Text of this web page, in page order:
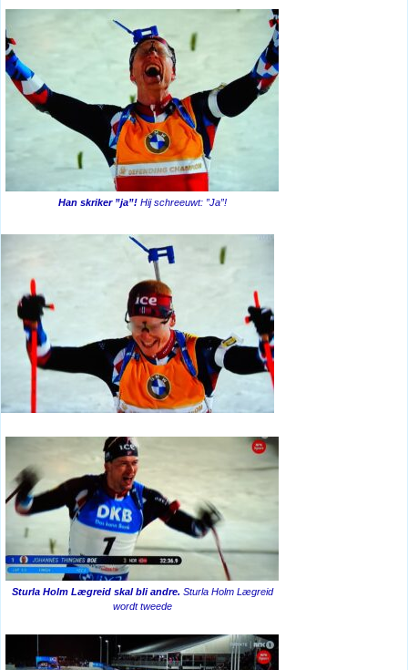
Han skriker ”ja”!Hij schreeuwt: ”Ja”!
Sturla Holm Lægreid skal bli andre. Sturla Holm Lægreid
wordt tweede